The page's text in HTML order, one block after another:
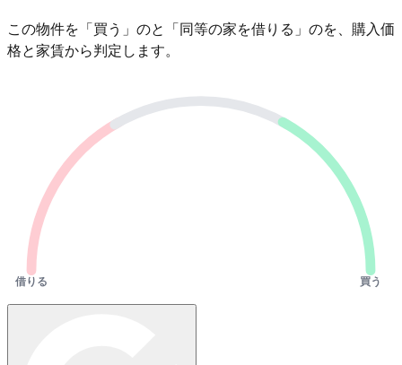
この物件を「買う」のと「同等の家を借りる」のを、購入価
格と家賃から判定します。
借りる 買う